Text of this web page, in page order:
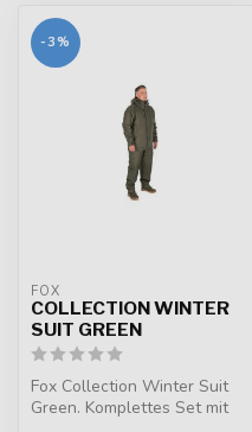
-3%
FOX
COLLECTION WINTER
SUIT GREEN
Fox Collection Winter Suit
Green. Komplettes Set mit